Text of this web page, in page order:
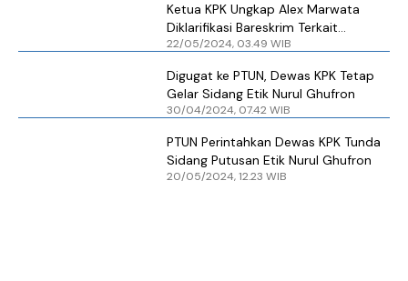
Ketua KPK Ungkap Alex Marwata
Diklarifikasi Bareskrim Terkait
Laporan Nurul Ghufron
22/05/2024, 03.49 WIB
Digugat ke PTUN, Dewas KPK Tetap
Gelar Sidang Etik Nurul Ghufron
30/04/2024, 07.42 WIB
PTUN Perintahkan Dewas KPK Tunda
Sidang Putusan Etik Nurul Ghufron
20/05/2024, 12.23 WIB